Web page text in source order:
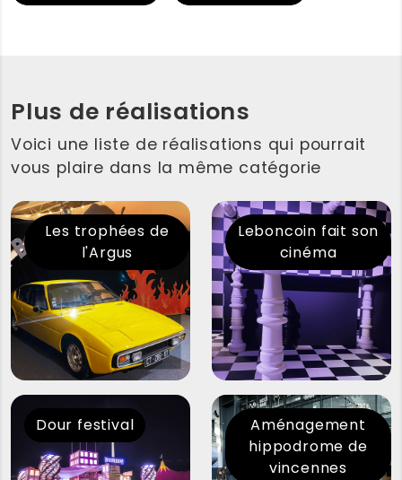
Plus de réalisations
Voici une liste de réalisations qui pourrait
vous plaire dans la même catégorie
Les trophées de
l'Argus
Leboncoin fait son
cinéma
Dour festival
Aménagement
hippodrome de
vincennes